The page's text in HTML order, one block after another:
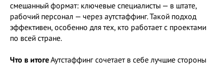
смешанный формат: ключевые специалисты — в штате,
рабочий персонал — через аутстаффинг. Такой подход
эффективен, особенно для тех, кто работает с проектами
по всей стране.
Что в итогеАутстаффинг сочетает в себе лучшие стороны